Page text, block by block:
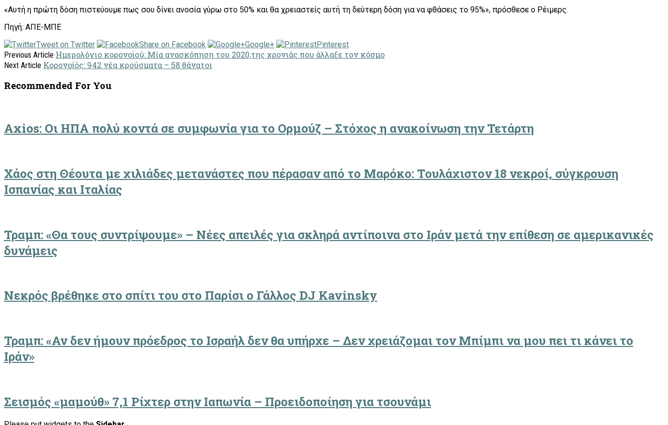
«Αυτή η πρώτη δόση πιστεύουμε πως σου δίνει ανοσία γύρω στο 50% και θα χρειαστείς αυτή τη δεύτερη δόση για να φθάσεις το 95%», πρόσθεσε ο Ρέιμερς.
Πηγή: ΑΠΕ-ΜΠΕ
Tweet on Twitter
Share on Facebook Google+
Pinterest
Previous Article Ημερολόγιο κορονοϊού: Μία ανασκόπηση του 2020,της χρονιάς που άλλαξε τον κόσμο
Next Article Κορονοϊός: 942 νέα κρούσματα – 58 θάνατοι
Recommended For You
Axios: Οι ΗΠΑ πολύ κοντά σε συμφωνία για το Ορμούζ – Στόχος η ανακοίνωση την Τετάρτη
Χάος στη Θέουτα με χιλιάδες μετανάστες που πέρασαν από το Μαρόκο: Τουλάχιστον 18 νεκροί, σύγκρουση
Ισπανίας και Ιταλίας
Τραμπ: «Θα τους συντρίψουμε» – Νέες απειλές για σκληρά αντίποινα στο Ιράν μετά την επίθεση σε αμερικανικές
δυνάμεις
Νεκρός βρέθηκε στο σπίτι του στο Παρίσι ο Γάλλος DJ Kavinsky
Τραμπ: «Αν δεν ήμουν πρόεδρος το Ισραήλ δεν θα υπήρχε – Δεν χρειάζομαι τον Μπίμπι να μου πει τι κάνει το
Ιράν»
Σεισμός «μαμούθ» 7,1 Ρίχτερ στην Ιαπωνία – Προειδοποίηση για τσουνάμι